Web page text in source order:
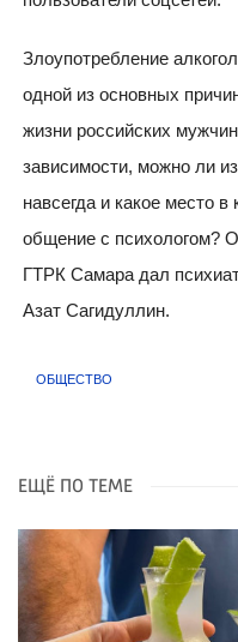
Злоупотребление
одной из основных
жизни российских
зависимости, можно ли
навсегда и какое место
общение с психологом?
ГТРК Самара дал
Азат Сагидуллин.
ОБЩЕСТВО
ЕЩЁ ПО ТЕМЕ